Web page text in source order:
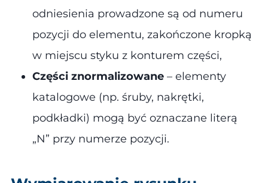
odniesienia prowadzone są od numeru
pozycji do elementu, zakończone kropką
w miejscu styku z konturem części,
Części znormalizowane – elementy
katalogowe (np. śruby, nakrętki,
podkładki) mogą być oznaczane literą
„N” przy numerze pozycji​.